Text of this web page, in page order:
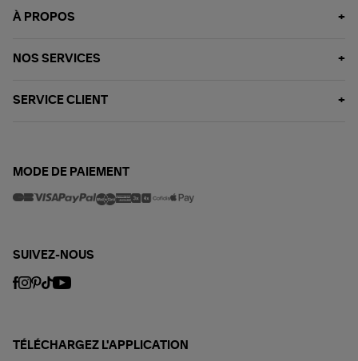
À PROPOS
NOS SERVICES
SERVICE CLIENT
MODE DE PAIEMENT
SUIVEZ-NOUS
TÉLÉCHARGEZ L'APPLICATION